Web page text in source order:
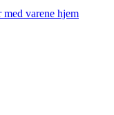
med varene hjem